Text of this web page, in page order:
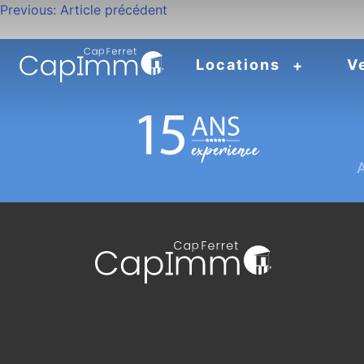
Locations
Navigation
de
l’article
Previous: Article précédent